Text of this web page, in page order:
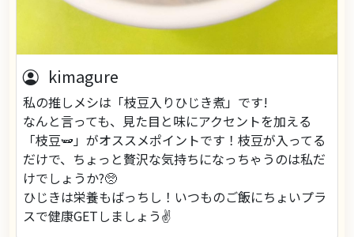
kimagure
私の推しメシは「枝豆入りひじき煮」です!
なんと言っても、見た目と味にアクセントを加える
「枝豆🫛」がオススメポイントです！枝豆が入ってる
だけで、ちょっと贅沢な気持ちになっちゃうのは私だ
けでしょうか?🥺
ひじきは栄養もばっちし！いつものご飯にちょいプラ
スで健康GETしましょう✌️